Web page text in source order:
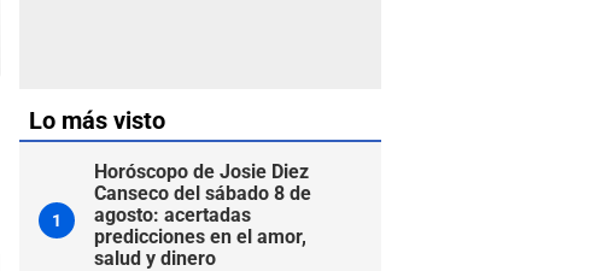
Lo más visto
1
Horóscopo de Josie Diez
Canseco del sábado 8 de
agosto: acertadas
predicciones en el amor,
salud y dinero